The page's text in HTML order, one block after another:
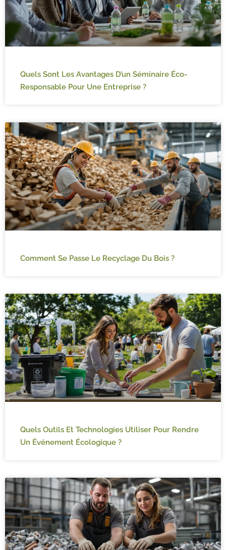
Quels Sont Les Avantages D’un Séminaire Éco-
Responsable Pour Une Entreprise ?
Comment Se Passe Le Recyclage Du Bois ?
Quels Outils Et Technologies Utiliser Pour Rendre
Un Événement Écologique ?